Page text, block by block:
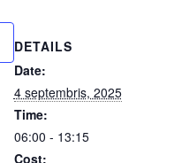
DETAILS
Date:
4 septembris, 2025
Time:
06:00 - 13:15
Cost: